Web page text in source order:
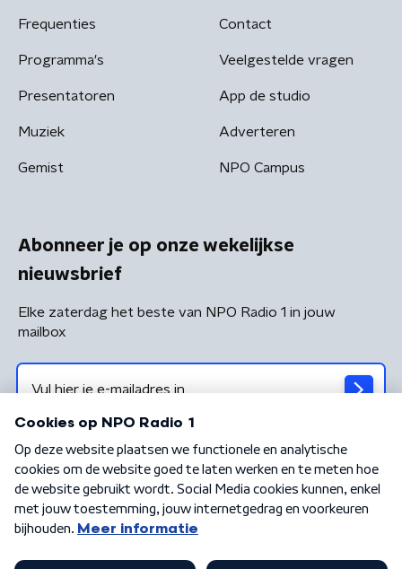
Frequenties
Programma's
Presentatoren
Muziek
Gemist
Contact
Veelgestelde vragen
App de studio
Adverteren
NPO Campus
Abonneer je op onze wekelijkse
nieuwsbrief
Elke zaterdag het beste van NPO Radio 1 in jouw
mailbox
Algemene voorwaarden